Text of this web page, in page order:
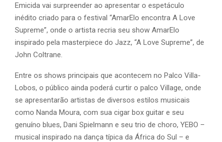
Emicida vai surpreender ao apresentar o espetáculo
inédito criado para o festival “AmarElo encontra A Love
Supreme”, onde o artista recria seu show AmarElo
inspirado pela masterpiece do Jazz, “A Love Supreme”, de
John Coltrane.
Entre os shows principais que acontecem no Palco Villa-
Lobos, o público ainda poderá curtir o palco Village, onde
se apresentarão artistas de diversos estilos musicais
como Nanda Moura, com sua cigar box guitar e seu
genuíno blues, Dani Spielmann e seu trio de choro, YEBO –
musical inspirado na dança típica da África do Sul – e